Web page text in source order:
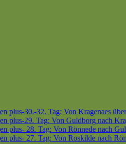
plus-30.-32. Tag: Von Kragenaes
plus-29. Tag: Von Guldborg nach
plus- 28. Tag: Von Rönnede nach
plus- 27. Tag: Von Roskilde nach